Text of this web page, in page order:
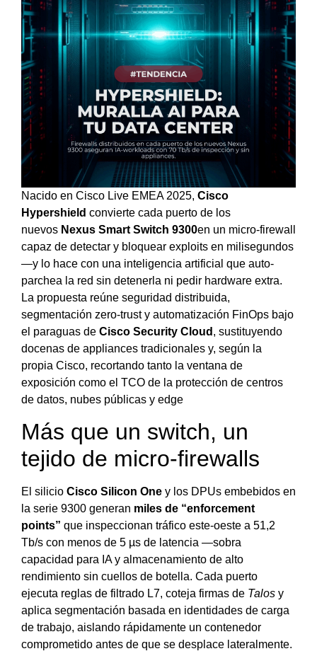
Nacido en Cisco Live EMEA 2025, Cisco
Hypershield convierte cada puerto de los
nuevos Nexus Smart Switch 9300en un micro-firewall
capaz de detectar y bloquear exploits en milisegundos
—y lo hace con una inteligencia artificial que auto-
parchea la red sin detenerla ni pedir hardware extra.
La propuesta reúne seguridad distribuida,
segmentación zero-trust y automatización FinOps bajo
el paraguas de Cisco Security Cloud , sustituyendo
docenas de appliances tradicionales y, según la
propia Cisco, recortando tanto la ventana de
exposición como el TCO de la protección de centros
de datos, nubes públicas y edge
Más que un switch, un
tejido de micro-firewalls
El silicio Cisco Silicon One y los DPUs embebidos en
la serie 9300 generan miles de “enforcement
points” que inspeccionan tráfico este-oeste a 51,2
Tb/s con menos de 5 µs de latencia —sobra
capacidad para IA y almacenamiento de alto
rendimiento sin cuellos de botella. Cada puerto
ejecuta reglas de filtrado L7, coteja firmas de Talos y
aplica segmentación basada en identidades de carga
de trabajo, aislando rápidamente un contenedor
comprometido antes de que se desplace lateralmente.